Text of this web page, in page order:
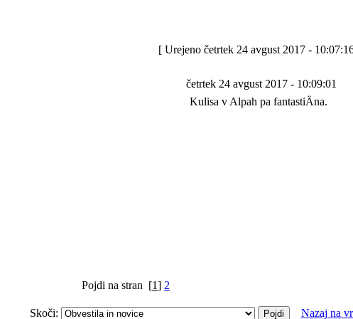
[ Urejeno četrtek 24 avgust 2017 -
četrtek 24 avgust 2017 - 10:09:01
Kulisa v Alpah pa fantastiÄna.
Pojdi na stran [1] 2
Skoči: Nazaj na